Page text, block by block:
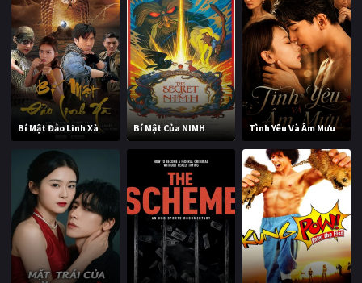
Bí Mật Đảo Linh Xà Bí Mật Của NIMH Tình Yêu Và Âm Mưu